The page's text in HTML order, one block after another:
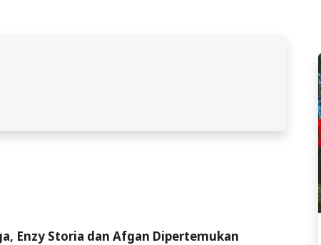
Enzy Storia dan Afgan Dipertemukan